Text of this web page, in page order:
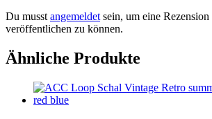
Du musst angemeldet sein, um eine Rezension
veröffentlichen zu können.
Ähnliche Produkte